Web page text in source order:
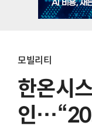
모빌리티
한온시
인